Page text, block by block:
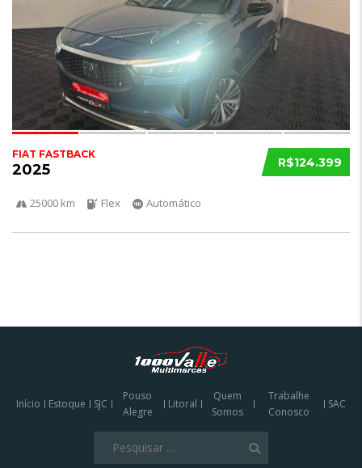
R$124.399
FIAT FASTBACK
2025
25000 km Flex Automático
Início Estoque SJC
Pouso
Alegre
Litoral
Quem
Somos
Trabalhe
Conosco
SAC